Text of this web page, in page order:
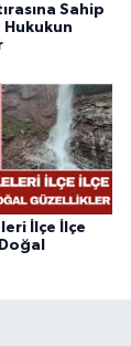
Sahip
Hukukun
İlçe İlçe